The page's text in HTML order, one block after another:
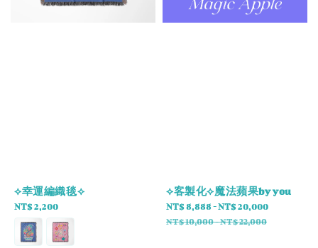
⟡幸運編織毯⟡
Regular
price
NT$ 2,200
⟡客製化⟡魔法蘋果by you
Sale
price
NT$ 8,888 -NT$ 20,000
NT$ 10,000-NT$ 22,000